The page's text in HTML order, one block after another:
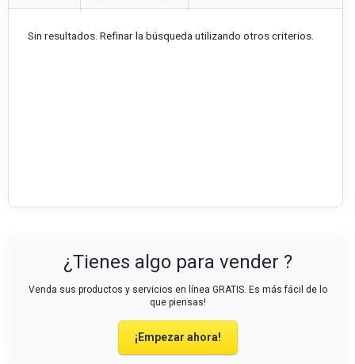
Sin resultados. Refinar la búsqueda utilizando otros criterios.
¿Tienes algo para vender ?
Venda sus productos y servicios en línea GRATIS. Es más fácil de lo
que piensas!
¡Empezar ahora!